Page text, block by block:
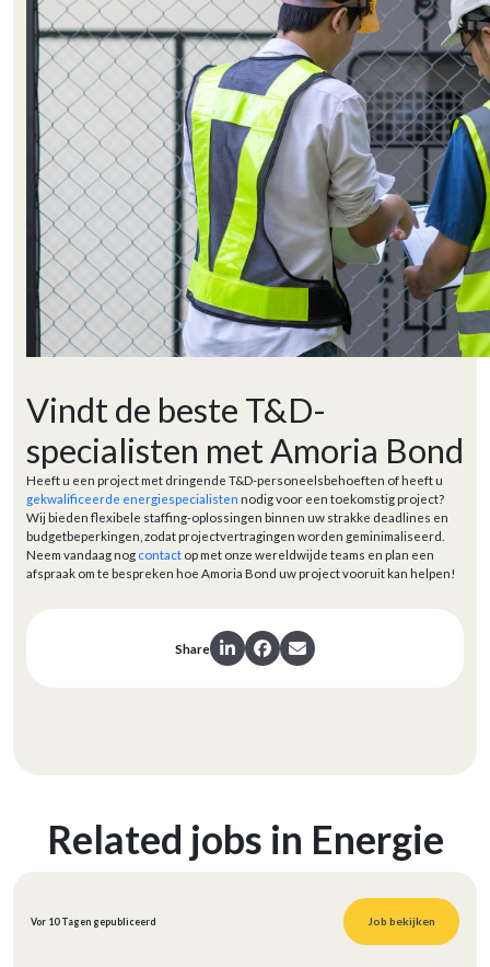
Vindt de beste T&D-
specialisten met Amoria Bond
Heeft u een project met dringende T&D-personeelsbehoeften of heeft u
gekwalificeerde energiespecialisten nodig voor een toekomstig project?
Wij bieden flexibele staffing-oplossingen binnen uw strakke deadlines en
budgetbeperkingen, zodat projectvertragingen worden geminimaliseerd.
Neem vandaag nog contact op met onze wereldwijde teams en plan een
afspraak om te bespreken hoe Amoria Bond uw project vooruit kan helpen!
Share
Related jobs in Energie
Vor 10 Tagen gepubliceerd Job bekijken